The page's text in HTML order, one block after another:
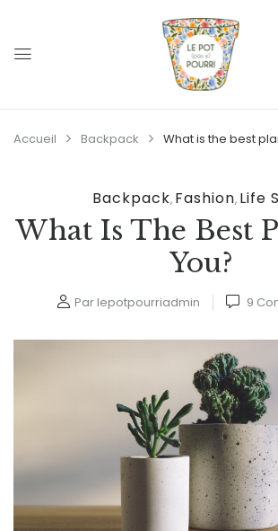
Accueil Backpack What is the best
Backpack, Fashion, Life
What Is The Best
You?
Parlepotpourriadmin 9